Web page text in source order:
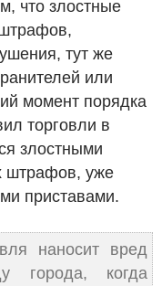
что злостные
тут же
или
момент порядка
торговли в
злостными
штрафов, уже
приставами.
наносит вред
города, когда